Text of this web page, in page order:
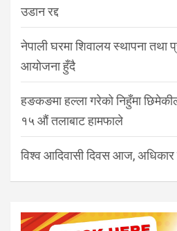
उडान रद्द
नेपाली घरमा शिवालय स्थापना तथा
आयोजना हुँदै
हङकङमा हल्ला गरेको निहुँमा
१५ औं तलाबाट हामफाले
विश्व आदिवासी दिवस आज, अधिकार